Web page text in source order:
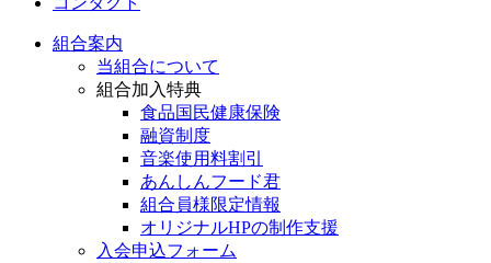
組合案内
当組合について
組合加入特典
食品国民健康保険
融資制度
音楽使用料割引
あんしんフード君
組合員様限定情報
オリジナルHPの制作支援
入会申込フォーム